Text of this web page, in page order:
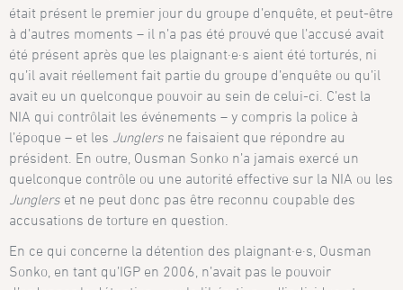
était présent le premier jour du groupe d’enquête, et peut-être
à d’autres moments – il n’a pas été prouvé que l’accusé avait
été présent après que les plaignant·e·s aient été torturés, ni
qu’il avait réellement fait partie du groupe d’enquête ou qu’il
avait eu un quelconque pouvoir au sein de celui-ci. C’est la
NIA qui contrôlait les événements – y compris la police à
l’époque – et les Junglers ne faisaient que répondre au
président. En outre, Ousman Sonko n’a jamais exercé un
quelconque contrôle ou une autorité effective sur la NIA ou les
Junglers et ne peut donc pas être reconnu coupable des
accusations de torture en question.
En ce qui concerne la détention des plaignant·e·s, Ousman
Sonko, en tant qu’IGP en 2006, n’avait pas le pouvoir